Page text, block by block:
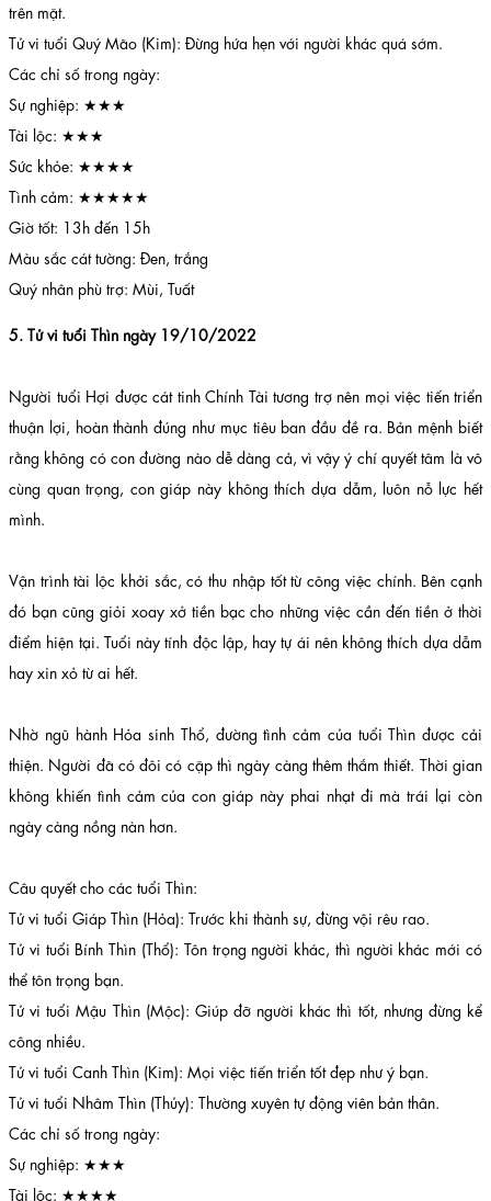
trên mặt.
Tử vi tuổi Quý Mão (Kim): Đừng hứa hẹn với người khác quá sớm.
Các chỉ số trong ngày:
Sự nghiệp: ★★★
Tài lộc: ★★★
Sức khỏe: ★★★★
Tình cảm: ★★★★★
Giờ tốt: 13h đến 15h
Màu sắc cát tường: Đen, trắng
Quý nhân phù trợ: Mùi, Tuất
5. Tử vi tuổi Thìn ngày 19/10/2022
Người tuổi Hợi được cát tinh Chính Tài tương trợ nên mọi việc tiến triển
thuận lợi, hoàn thành đúng như mục tiêu ban đầu đề ra. Bản mệnh biết
rằng không có con đường nào dễ dàng cả, vì vậy ý chí quyết tâm là vô
cùng quan trọng, con giáp này không thích dựa dẫm, luôn nỗ lực hết
mình.
Vận trình tài lộc khởi sắc, có thu nhập tốt từ công việc chính. Bên cạnh
đó bạn cũng giỏi xoay xở tiền bạc cho những việc cần đến tiền ở thời
điểm hiện tại. Tuổi này tính độc lập, hay tự ái nên không thích dựa dẫm
hay xin xỏ từ ai hết.
Nhờ ngũ hành Hỏa sinh Thổ, đường tình cảm của tuổi Thìn được cải
thiện. Người đã có đôi có cặp thì ngày càng thêm thắm thiết. Thời gian
không khiến tình cảm của con giáp này phai nhạt đi mà trái lại còn
ngày càng nồng nàn hơn.
Câu quyết cho các tuổi Thìn:
Tử vi tuổi Giáp Thìn (Hỏa): Trước khi thành sự, đừng vội rêu rao.
Tử vi tuổi Bính Thìn (Thổ): Tôn trọng người khác, thì người khác mới có
thể tôn trọng bạn.
Tử vi tuổi Mậu Thìn (Mộc): Giúp đỡ người khác thì tốt, nhưng đừng kể
công nhiều.
Tử vi tuổi Canh Thìn (Kim): Mọi việc tiến triển tốt đẹp như ý bạn.
Tử vi tuổi Nhâm Thìn (Thủy): Thường xuyên tự động viên bản thân.
Các chỉ số trong ngày:
Sự nghiệp: ★★★
Tài lộc: ★★★★